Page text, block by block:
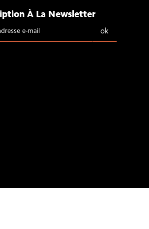
À La Newsletter